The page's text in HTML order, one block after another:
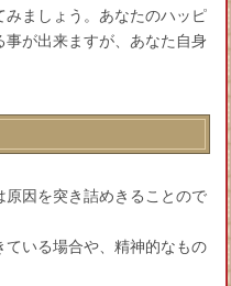
ましょう。あなたのハッピ
が出来ますが、あなた自身
因を突き詰めきることので
いる場合や、精神的なもの